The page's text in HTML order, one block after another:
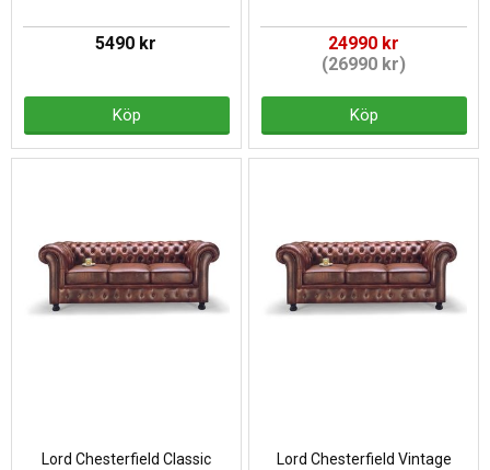
5490 kr
Köp
24990 kr
(26990 kr)
Köp
Lord Chesterfield Classic Lord Chesterfield Vintage